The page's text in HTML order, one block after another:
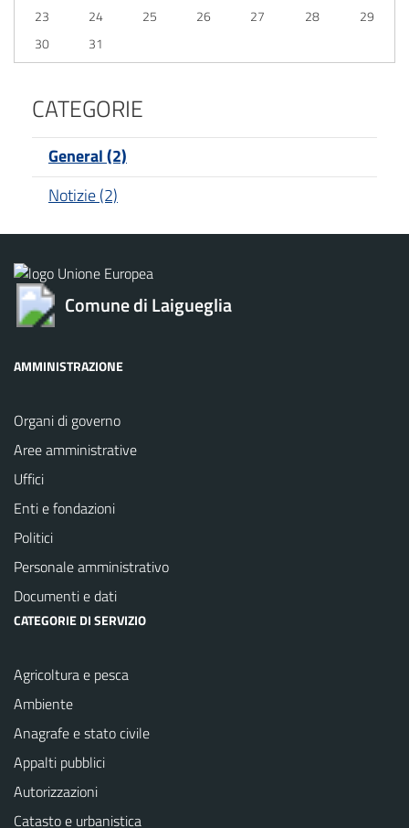
23
24 25 26 27 28
29
30
31
CATEGORIE
General (2)
Notizie (2)
Comune di Laigueglia
AMMINISTRAZIONE
Organi di governo
Aree amministrative
Uffici
Enti e fondazioni
Politici
Personale amministrativo
Documenti e dati
CATEGORIE DI SERVIZIO
Agricoltura e pesca
Ambiente
Anagrafe e stato civile
Appalti pubblici
Autorizzazioni
Catasto e urbanistica